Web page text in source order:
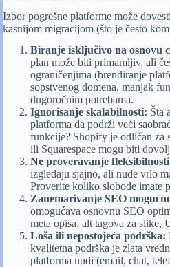
Izbor pogrešne platforme može
kasnijom migracijom (što je često
Biranje isključivo na osnovu
plan može biti primamljiv, ali
ograničenjima (brendiranje
sopstvenog domena, manjak
dugoročnim potrebama.
Ignorisanje skalabilnosti: Šta
platforma da podrži veći
funkcije? Shopify je odličan za
ili Squarespace mogu biti
Ne proveravanje
izgledaju sjajno, ali nude vrlo
Proverite koliko slobode imate
Zanemarivanje SEO
omogućava osnovnu SEO
meta opisa, alt tagova za slike,
Loša ili nepostojeća podrška:
kvalitetna podrška je zlata
platforma nudi (email, chat,